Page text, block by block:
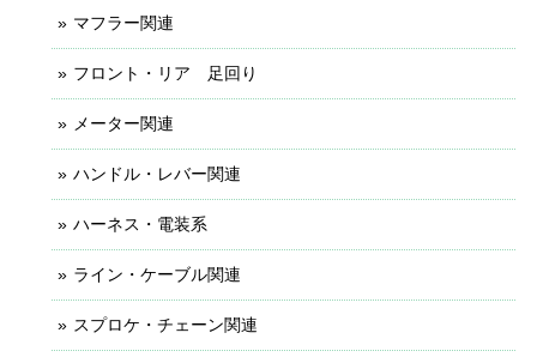
マフラー関連
フロント・リア 足回り
メーター関連
ハンドル・レバー関連
ハーネス・電装系
ライン・ケーブル関連
スプロケ・チェーン関連